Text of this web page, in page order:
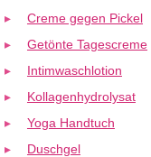
Creme gegen Pickel
Getönte Tagescreme
Intimwaschlotion
Kollagenhydrolysat
Yoga Handtuch
Duschgel